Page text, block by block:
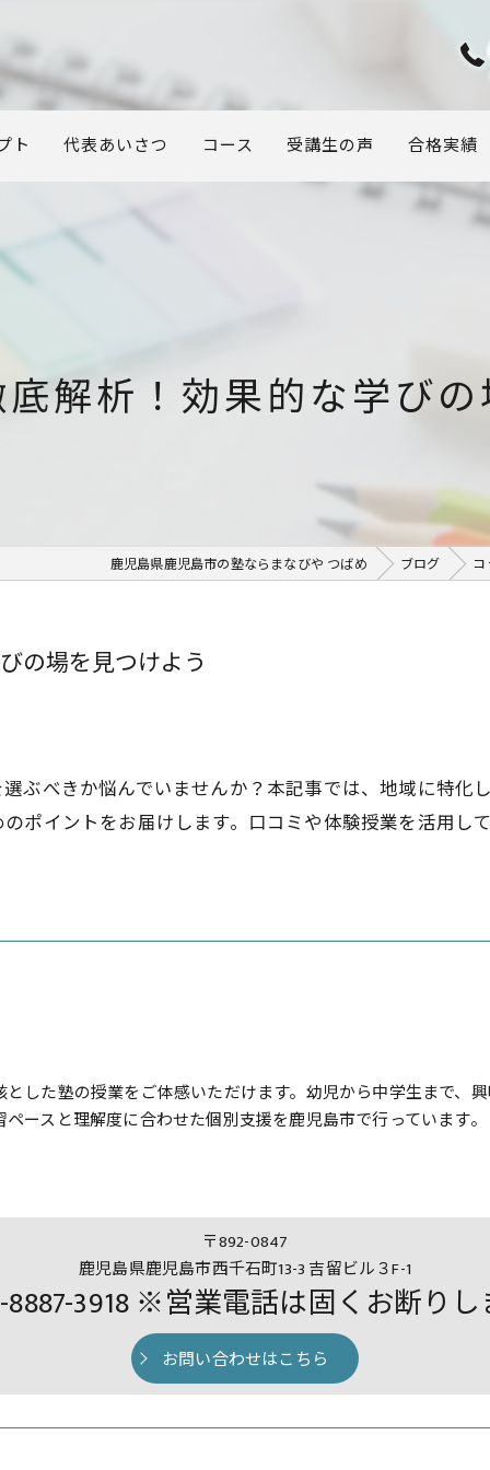
ト 代表あいさつ コース 受講生の声 合格実績
解析！効果的な学び
鹿児島県鹿児島市の塾ならまなびや つばめ ブログ
の場を見つけよう
ぶべきか悩んでいませんか？本記事では、地域に特化
ポイントをお届けします。口コミや体験授業を活用し
した塾の授業をご体感いただけます。幼児から中学生まで、
ースと理解度に合わせた個別支援を鹿児島市で行っています。
〒892-0847
鹿児島県鹿児島市西千石町13-3 吉留ビル３F-1
3918 ※営業電話は固くお断りし
お問い合わせはこちら